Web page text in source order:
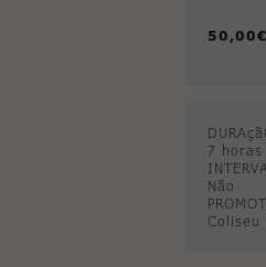
50,00€
7 horas
Não